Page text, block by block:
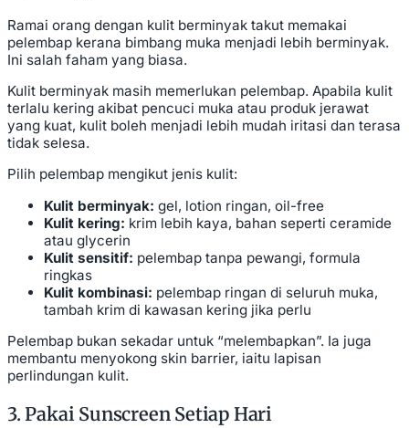
Ramai orang dengan kulit berminyak takut memakai
pelembap kerana bimbang muka menjadi lebih berminyak.
Ini salah faham yang biasa.
Kulit berminyak masih memerlukan pelembap. Apabila kulit
terlalu kering akibat pencuci muka atau produk jerawat
yang kuat, kulit boleh menjadi lebih mudah iritasi dan terasa
tidak selesa.
Pilih pelembap mengikut jenis kulit:
Kulit berminyak: gel, lotion ringan, oil-free
Kulit kering: krim lebih kaya, bahan seperti ceramide
atau glycerin
Kulit sensitif: pelembap tanpa pewangi, formula
ringkas
Kulit kombinasi: pelembap ringan di seluruh muka,
tambah krim di kawasan kering jika perlu
Pelembap bukan sekadar untuk “melembapkan”. Ia juga
membantu menyokong skin barrier, iaitu lapisan
perlindungan kulit.
3. Pakai Sunscreen Setiap Hari